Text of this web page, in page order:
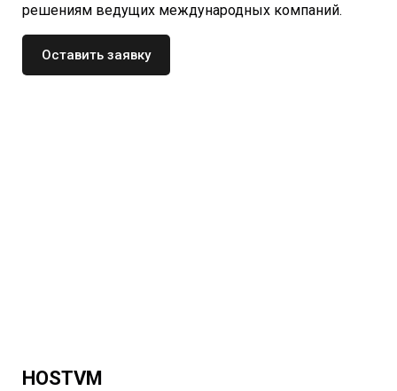
решениям ведущих международных компаний.
Оставить заявку
HOSTVM